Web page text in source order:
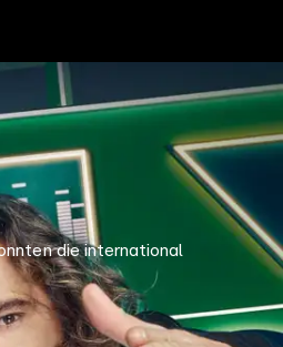
die international